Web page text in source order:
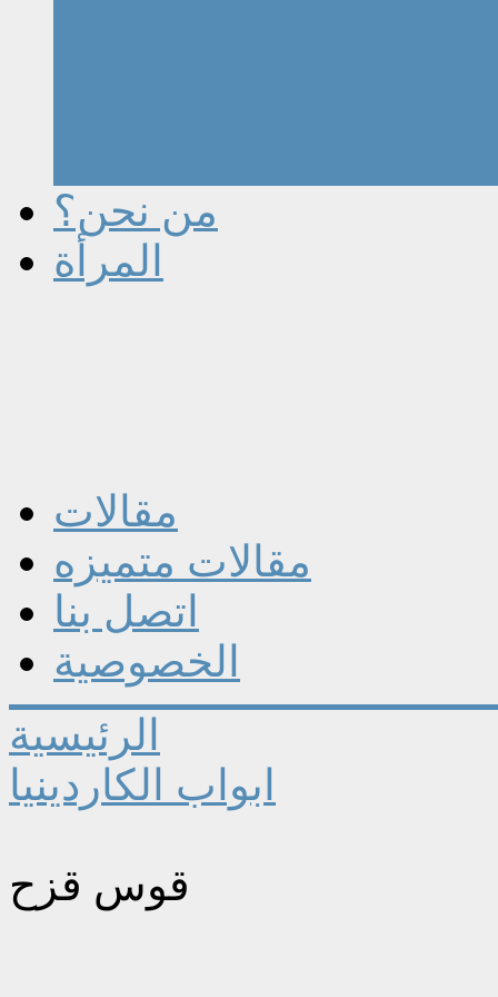
من نحن؟
المرأة
مقالات
مقالات متميزه
اتصل بنا
الخصوصية
الرئيسية
ابواب الكاردينيا
قوس قزح